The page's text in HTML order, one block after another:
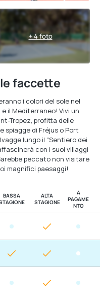
+ 4 foto
faccette
i colori del sole nel
il Mediterraneo! Vivi un
Tropez, profitta delle
spiagge di Fréjus o Port
lungo il “Sentiero dei
con i suoi villaggi
peccato non visitare
magnifici paesaggi!
BASSA
ALTA
STAGIONE
A
PAGAME
NTO